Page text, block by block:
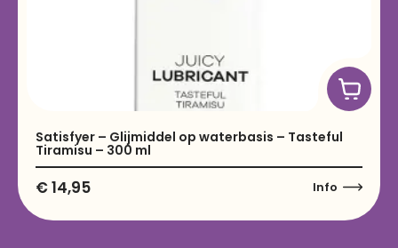
Satisfyer – Glijmiddel op waterbasis – Tasteful
Tiramisu – 300 ml
€14,95 Info